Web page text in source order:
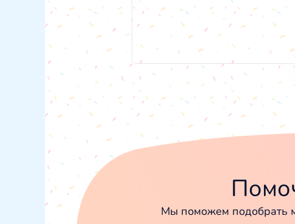
Мы поможем подобрать